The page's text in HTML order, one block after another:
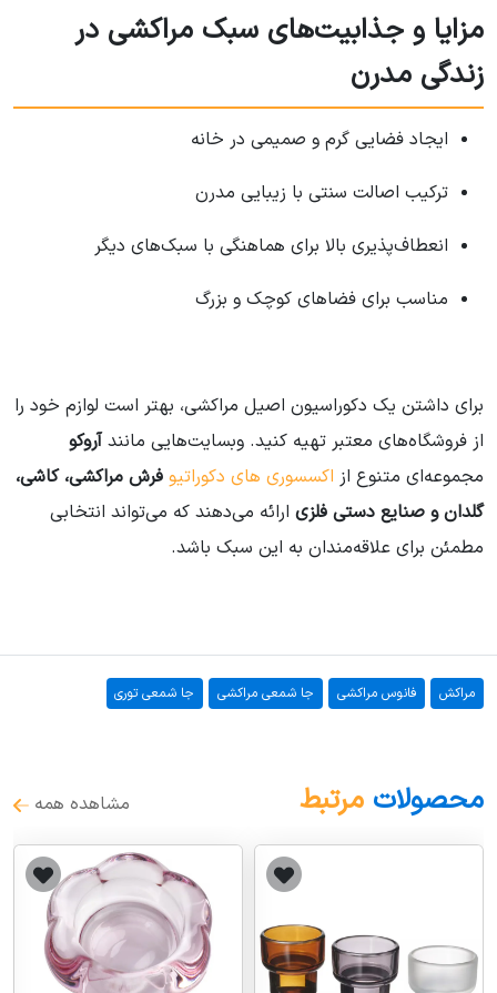
مزایا و جذابیت‌های سبک مراکشی در
زندگی مدرن
ایجاد فضایی گرم و صمیمی در خانه
ترکیب اصالت سنتی با زیبایی مدرن
انعطاف‌پذیری بالا برای هماهنگی با سبک‌های دیگر
مناسب برای فضاهای کوچک و بزرگ
برای داشتن یک دکوراسیون اصیل مراکشی، بهتر است لوازم خود را
از فروشگاه‌های معتبر تهیه کنید. وبسایت‌هایی مانندآروکو
مجموعه‌ای متنوع از اکسسوری های دکوراتیو فرش مراکشی، کاشی،
گلدان و صنایع دستی فلزی ارائه می‌دهند که می‌تواند انتخابی
مطمئن برای علاقه‌مندان به این سبک باشد.
مراکش فانوس مراکشی جا شمعی مراکشی جا شمعی توری
محصولات مرتبط مشاهده همه